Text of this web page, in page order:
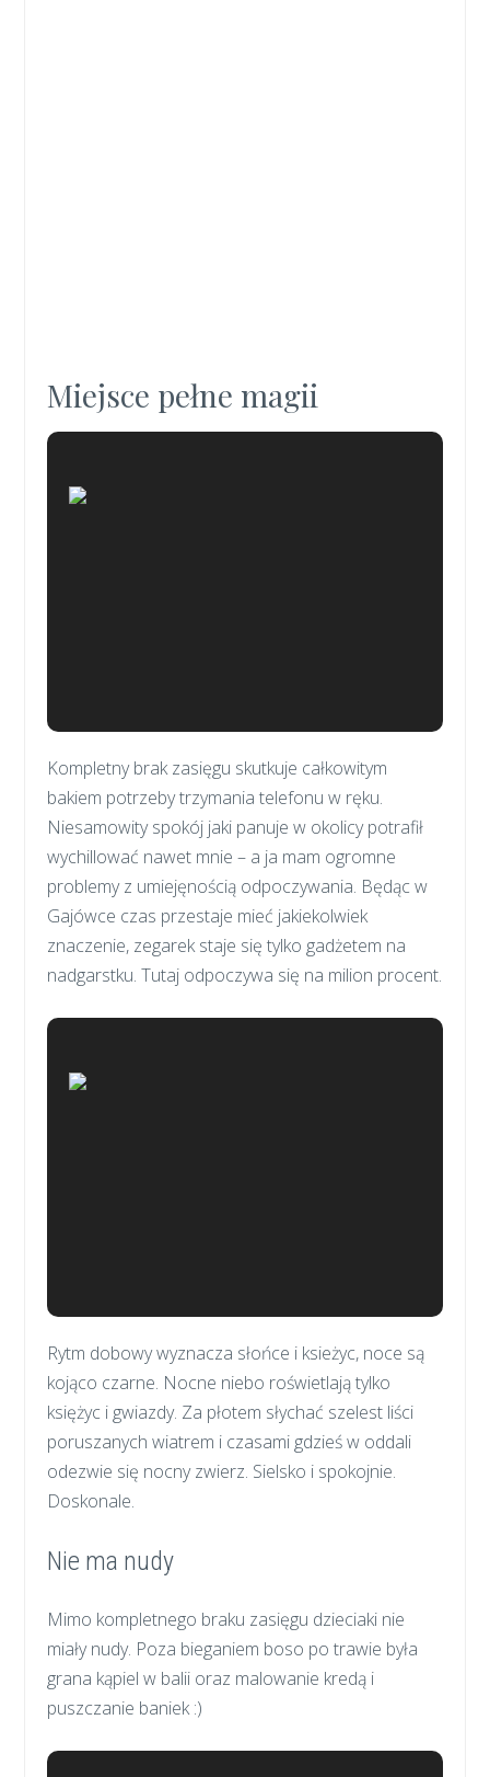
Miejsce pełne magii
Kompletny brak zasięgu skutkuje całkowitym
bakiem potrzeby trzymania telefonu w ręku.
Niesamowity spokój jaki panuje w okolicy potrafił
wychillować nawet mnie – a ja mam ogromne
problemy z umiejęnością odpoczywania. Będąc w
Gajówce czas przestaje mieć jakiekolwiek
znaczenie, zegarek staje się tylko gadżetem na
nadgarstku. Tutaj odpoczywa się na milion procent.
Rytm dobowy wyznacza słońce i ksieżyc, noce są
kojąco czarne. Nocne niebo roświetlają tylko
księżyc i gwiazdy. Za płotem słychać szelest liści
poruszanych wiatrem i czasami gdzieś w oddali
odezwie się nocny zwierz. Sielsko i spokojnie.
Doskonale.
Nie ma nudy
Mimo kompletnego braku zasięgu dzieciaki nie
miały nudy. Poza bieganiem boso po trawie była
grana kąpiel w balii oraz malowanie kredą i
puszczanie baniek :)